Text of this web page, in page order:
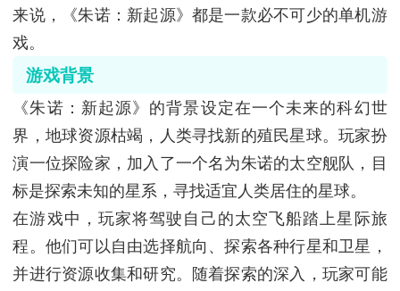
来说，《朱诺：新起源》都是一款必不可少的单机游
戏。
游戏背景
《朱诺：新起源》的背景设定在一个未来的科幻世
界，地球资源枯竭，人类寻找新的殖民星球。玩家扮
演一位探险家，加入了一个名为朱诺的太空舰队，目
标是探索未知的星系，寻找适宜人类居住的星球。
在游戏中，玩家将驾驶自己的太空飞船踏上星际旅
程。他们可以自由选择航向、探索各种行星和卫星，
并进行资源收集和研究。随着探索的深入，玩家可能